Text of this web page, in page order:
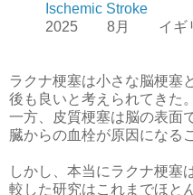
Ischemic Stroke
2025 8月 イギ
ラクナ梗塞は小さな脳梗塞
後も良いと考えられてきた。
一方、皮質梗塞は脳の表面
臓からの血栓が原因になる
しかし、本当にラクナ梗塞
較した研究はこれまでほと